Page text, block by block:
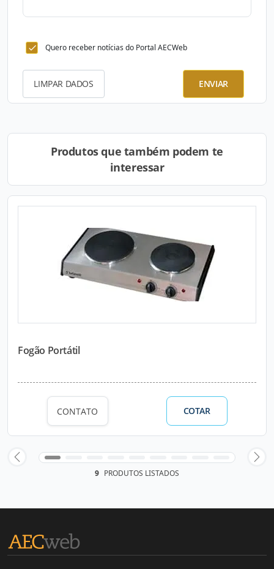
Quero receber notícias do Portal AECWeb
LIMPAR DADOS ENVIAR
Produtos que também podem te
interessar
Fogão Portátil
CONTATO COTAR
9 PRODUTOS LISTADOS